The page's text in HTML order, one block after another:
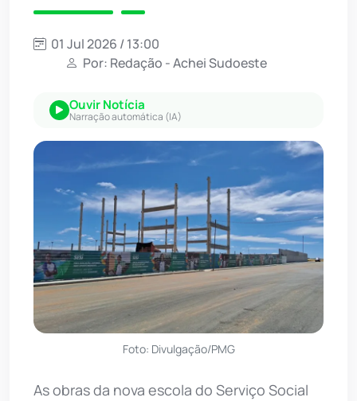
01 Jul 2026 / 13:00
Por: Redação - Achei Sudoeste
Ouvir Notícia
Narração automática (IA)
Foto: Divulgação/PMG
As obras da nova escola do Serviço Social